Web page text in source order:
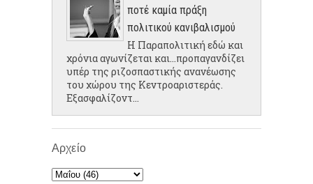
ποτέ καμία πράξη
πολιτικού κανιβαλισμού
Η Παραπολιτική εδώ και
χρόνια αγωνίζεται και...προπαγανδίζει
υπέρ της ριζοσπαστικής ανανέωσης
του χώρου της Κεντροαριστεράς.
Εξασφαλίζοντ...
Αρχείο